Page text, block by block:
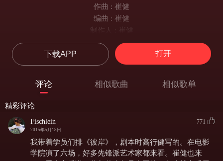
作曲 : 崔健
编曲 : 崔健
制作人 : 崔健
演唱：崔健
今天是某年、某月、某日
我们共同面对着同样的现实
我们共同高唱着一首歌曲
我们共同高唱着一首歌曲
啦啦啦……
下载APP 打开
评论 相似歌曲 相似歌单
精彩评论
Fischlein
2015年5月18日
771
我带着学员们排《彼岸》，剧本时高行健写的。在电影
学院演了六场，好多先锋派艺术家都来看。崔健也来